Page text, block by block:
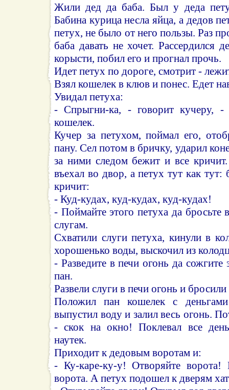
Жили дед да баба. Был у деда
Бабина курица несла яйца, а дедов
петух, не было от него пользы. Раз
баба давать не хочет. Рассердился
корысти, побил его и прогнал прочь.
Идет петух по дороге, смотрит -
Взял кошелек в клюв и понес. Едет
Увидал петуха:
- Спрыгни-ка, - говорит кучеру, -
кошелек.
Кучер за петухом, поймал его,
пану. Сел потом в бричку, ударил
за ними следом бежит и все
въехал во двор, а петух тут как тут:
кричит:
- Куд-кудах, куд-кудах, куд-кудах!
- Поймайте этого петуха да бросьте
слугам.
Схватили слуги петуха, кинули в
хорошенько воды, выскочил из
- Разведите в печи огонь да сожгите
пан.
Развели слуги в печи огонь и
Положил пан кошелек с
выпустил воду и залил весь огонь.
- скок на окно! Поклевал все
наутек.
Приходит к дедовым воротам и:
- Ку-каре-ку-у! Отворяйте
ворота. А петух подошел к дверям